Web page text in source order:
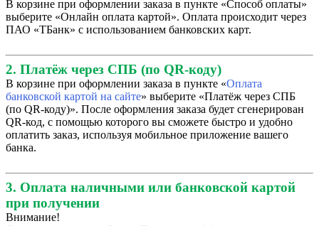
В корзине при оформлении заказа в пункте «Способ оплаты»
выберите «Онлайн оплата картой». Оплата происходит через
ПАО «ТБанк» с использованием банковских карт.
2. Платёж через СПБ (по QR-коду)
В корзине при оформлении заказа в пункте «Оплата
банковской картой на сайте» выберите «Платёж через СПБ
(по QR-коду)». После оформления заказа будет сгенерирован
QR-код, с помощью которого вы сможете быстро и удобно
оплатить заказ, используя мобильное приложение вашего
банка.
3. Оплата наличными или банковской картой
при получении
Внимание!